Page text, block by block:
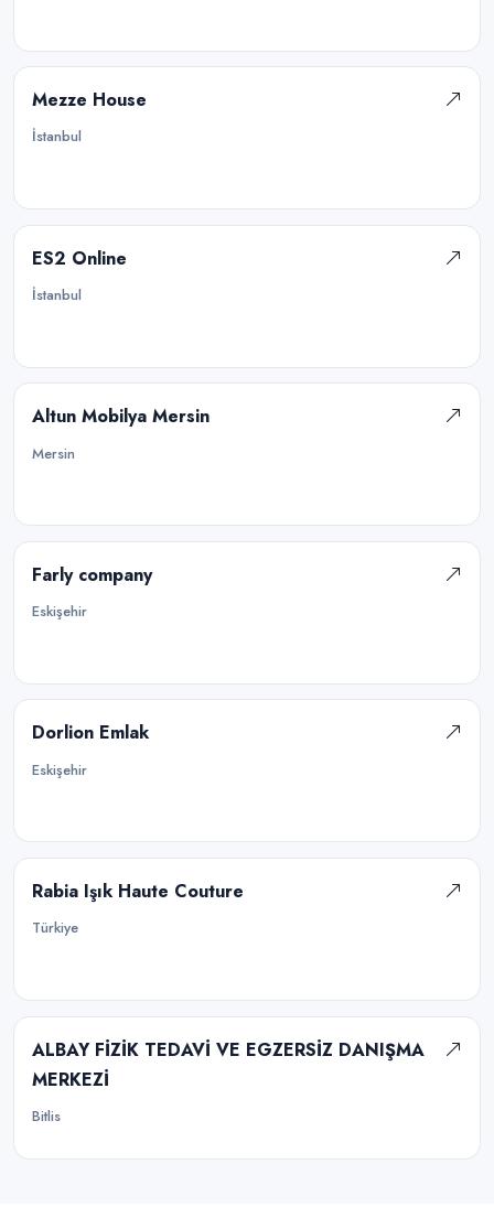
Mezze House
İstanbul
ES2 Online
İstanbul
Altun Mobilya Mersin
Mersin
Farly company
Eskişehir
Dorlion Emlak
Eskişehir
Rabia Işık Haute Couture
Türkiye
ALBAY FİZİK TEDAVİ VE EGZERSİZ DANIŞMA
MERKEZİ
Bitlis